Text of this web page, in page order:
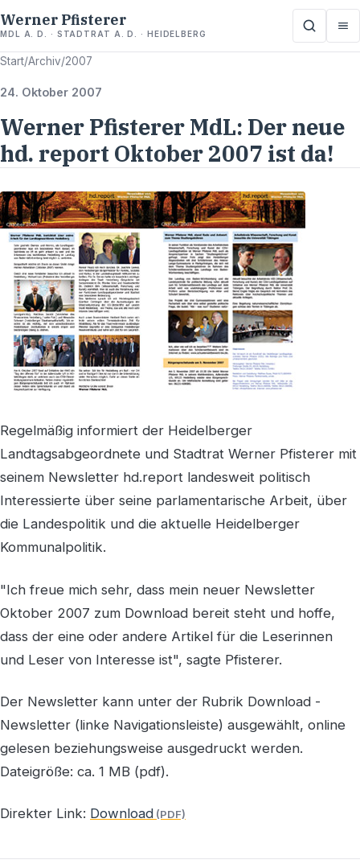
Werner Pfisterer
MDL A. D. · STADTRAT A. D. · HEIDELBERG
Start/Archiv/2007
24. Oktober 2007
Werner Pfisterer MdL: Der neue
hd. report Oktober 2007 ist da!
Regelmäßig informiert der Heidelberger
Landtagsabgeordnete und Stadtrat Werner Pfisterer mit
seinem Newsletter hd.report landesweit politisch
Interessierte über seine parlamentarische Arbeit, über
die Landespolitik und die aktuelle Heidelberger
Kommunalpolitik.
"Ich freue mich sehr, dass mein neuer Newsletter
Oktober 2007 zum Download bereit steht und hoffe,
dass der eine oder andere Artikel für die Leserinnen
und Leser von Interesse ist", sagte Pfisterer.
Der Newsletter kann unter der Rubrik Download -
Newsletter (linke Navigationsleiste) ausgewählt, online
gelesen beziehungsweise ausgedruckt werden.
Dateigröße: ca. 1 MB (pdf).
Direkter Link: Download